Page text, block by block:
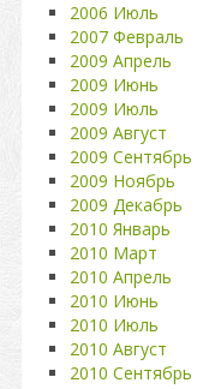
2006 Июль
2007 Февраль
2009 Апрель
2009 Июнь
2009 Июль
2009 Август
2009 Сентябрь
2009 Ноябрь
2009 Декабрь
2010 Январь
2010 Март
2010 Апрель
2010 Июнь
2010 Июль
2010 Август
2010 Сентябрь